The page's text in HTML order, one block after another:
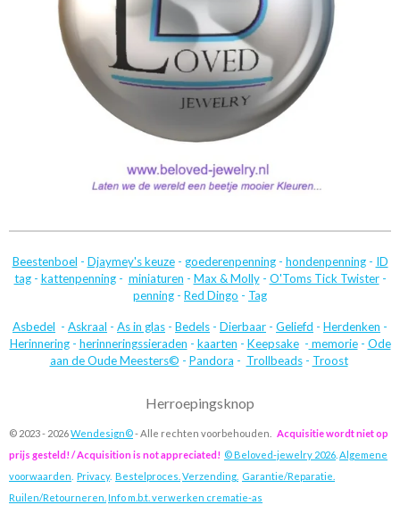
Beestenboel - Djaymey's keuze- goederenpenning- hondenpenning- ID
tag- kattenpenning- miniaturen - Max & Molly- O'Toms Tick Twister-
penning - Red Dingo - Tag
Asbedel - Askraal - As in glas - Bedels - Dierbaar - Geliefd - Herdenken -
Herinnering- herinneringssieraden - kaarten - Keepsake- memorie- Ode
aan de Oude Meesters© - Pandora - Trollbeads- Troost
Herroepingsknop
© 2023 - 2026Wendesign©- Alle rechten voorbehouden.
Acquisitie wordt niet op
prijs gesteld! / Acquisition is not appreciated! © Beloved-jewelry 2026 Algemene
voorwaarden Privacy. Bestelproces. Verzending. Garantie/Reparatie.
Ruilen/Retourneren. Info m.b.t. verwerken crematie-as